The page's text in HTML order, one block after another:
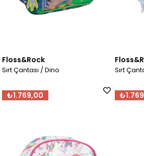
Floss&Rock
Sırt Çantası / Dino
₺1.769,00
Sırt